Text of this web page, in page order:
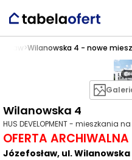
>Wilanowska 4 - nowe
Wilanowska 4
HUS DEVELOPMENT - mieszkania
OFERTA ARCHIWALNA
Józefosław, ul. Wilanowska